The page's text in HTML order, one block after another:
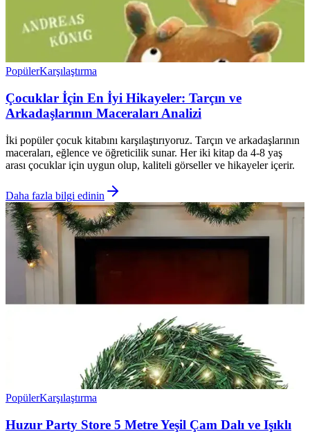
PopülerKarşılaştırma
Çocuklar İçin En İyi Hikayeler: Tarçın ve
Arkadaşlarının Maceraları Analizi
İki popüler çocuk kitabını karşılaştırıyoruz. Tarçın ve arkadaşlarının
maceraları, eğlence ve öğreticilik sunar. Her iki kitap da 4-8 yaş
arası çocuklar için uygun olup, kaliteli görseller ve hikayeler içerir.
Daha fazla bilgi edinin
PopülerKarşılaştırma
Huzur Party Store 5 Metre Yeşil Çam Dalı ve Işıklı